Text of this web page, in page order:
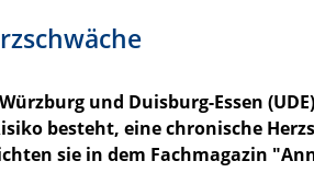
und Duisburg-Essen
besteht, eine chronische
sie in dem Fachmagazin